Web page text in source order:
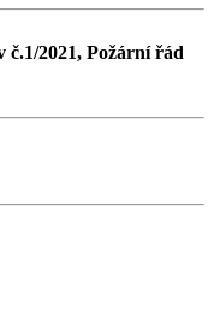
č.1/2021, Požární řád